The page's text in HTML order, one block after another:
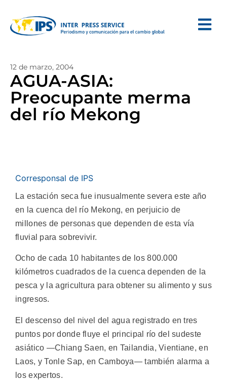
12 de marzo, 2004
AGUA-ASIA:
Preocupante merma
del río Mekong
Corresponsal de IPS
La estación seca fue inusualmente severa este año
en la cuenca del río Mekong, en perjuicio de
millones de personas que dependen de esta vía
fluvial para sobrevivir.
Ocho de cada 10 habitantes de los 800.000
kilómetros cuadrados de la cuenca dependen de la
pesca y la agricultura para obtener su alimento y sus
ingresos.
El descenso del nivel del agua registrado en tres
puntos por donde fluye el principal río del sudeste
asiático —Chiang Saen, en Tailandia, Vientiane, en
Laos, y Tonle Sap, en Camboya— también alarma a
los expertos.